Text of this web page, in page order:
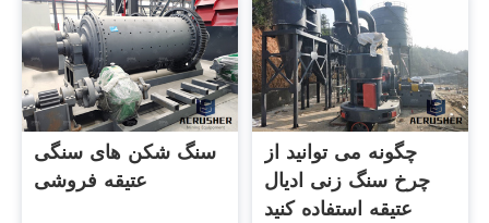
سنگ شکن های سنگی
عتیقه فروشی
چگونه می توانید از
چرخ سنگ زنی ادیال
عتیقه استفاده کنید